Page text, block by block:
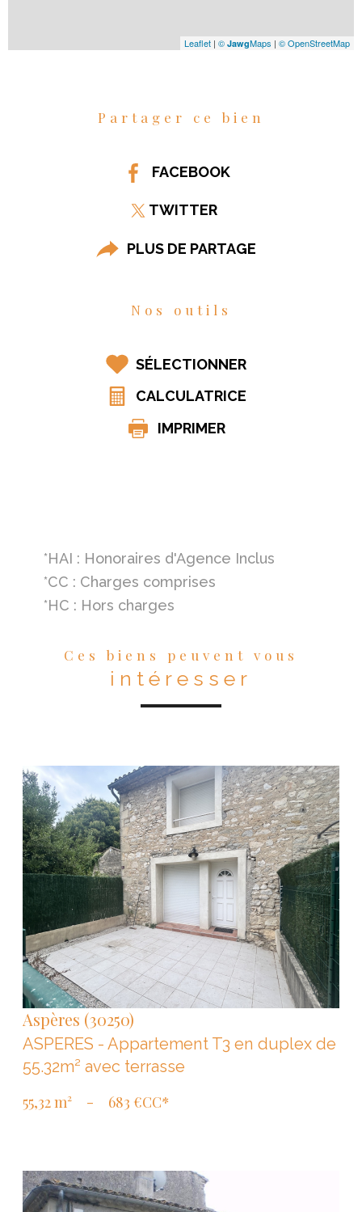
Leaflet | © JawgMaps | © OpenStreetMap
Partager ce bien
FACEBOOK
TWITTER
PLUS DE PARTAGE
Nos outils
SÉLECTIONNER
CALCULATRICE
IMPRIMER
*HAI : Honoraires d'Agence Inclus
*CC : Charges comprises
*HC : Hors charges
Ces biens peuvent vous
intéresser
VOIR LE BIEN
Aspères (30250)
ASPERES - Appartement T3 en duplex de
55.32m² avec terrasse
55,32 m²
- 683 €CC*